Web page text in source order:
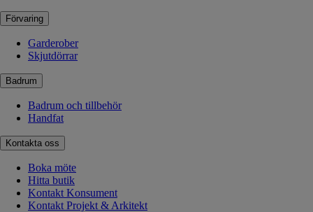
Förvaring
Garderober
Skjutdörrar
Badrum
Badrum och tillbehör
Handfat
Kontakta oss
Boka möte
Hitta butik
Kontakt Konsument
Kontakt Projekt & Arkitekt